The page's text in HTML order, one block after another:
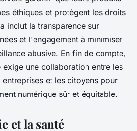
éthiques et protègent les droits
inclut la transparence sur
et l'engagement à minimiser
abusive. En fin de compte,
exige une collaboration entre les
entreprises et les citoyens pour
numérique sûr et équitable.
et la santé